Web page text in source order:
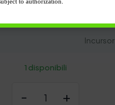
AU701HXF-C Cover
Incursor
1 disponibili
- +